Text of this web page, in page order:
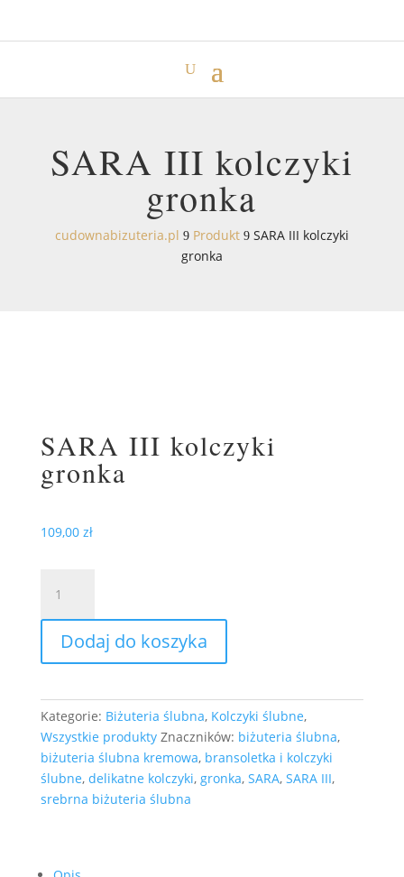
SARA III kolczyki
gronka
cudownabizuteria.pl 9 Produkt 9 SARA III kolczyki
gronka
SARA III kolczyki
gronka
109,00 zł
SARA
III
kolczyki
gronka
Dodaj do koszyka
Kategorie: Biżuteria ślubna, Kolczyki ślubne,
Wszystkie produkty Znaczników: biżuteria ślubna,
biżuteria ślubna kremowa, bransoletka i kolczyki
ślubne, delikatne kolczyki, gronka, SARA, SARA III,
srebrna biżuteria ślubna